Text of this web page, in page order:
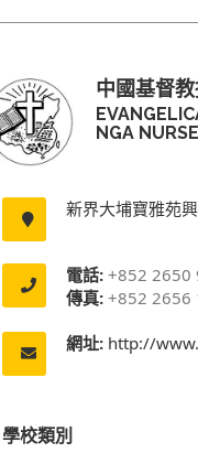
中國基督
NGA
新界大埔寶雅苑
電話: +852 2650
傳真: +852 2656
網址: http://
學校類別